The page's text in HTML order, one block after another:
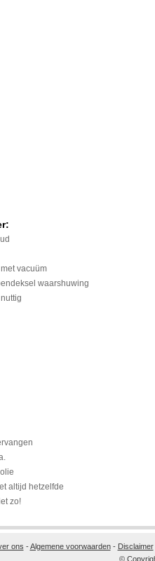
vacuüm
waarshuwing
altijd hetzelfde
zo!
ons -Algemene voorwaarden- Disclaimer
©